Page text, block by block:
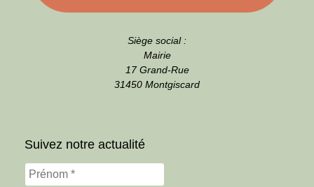
Siège social :
Mairie
17 Grand-Rue
31450 Montgiscard
Suivez notre actualité